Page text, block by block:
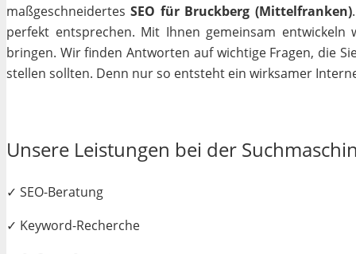
maßgeschneidertesSEO für Bruckberg (Mittelfranken)
perfekt entsprechen. Mit Ihnen gemeinsam
bringen. Wir finden Antworten auf wichtige Fragen, die
stellen sollten. Denn nur so entsteht ein wirksamer
Unsere Leistungen bei der
✓ SEO-Beratung
✓ Keyword-Recherche